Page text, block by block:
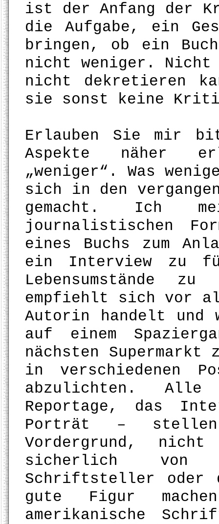
ist der Anfang der
die Aufgabe, ein
bringen, ob ein
nicht weniger.
nicht dekretieren
sie sonst keine
Erlauben Sie mir
Aspekte näher
„weniger“. Was
sich in den
gemacht. Ich
journalistischen
eines Buchs zum
ein Interview zu
Lebensumstände
empfiehlt sich vor
Autorin handelt und
auf einem
nächsten
in verschiedenen
abzulichten.
Reportage, das
Porträt –
Vordergrund,
sicherlich
Schriftsteller oder
gute Figur
amerikanische